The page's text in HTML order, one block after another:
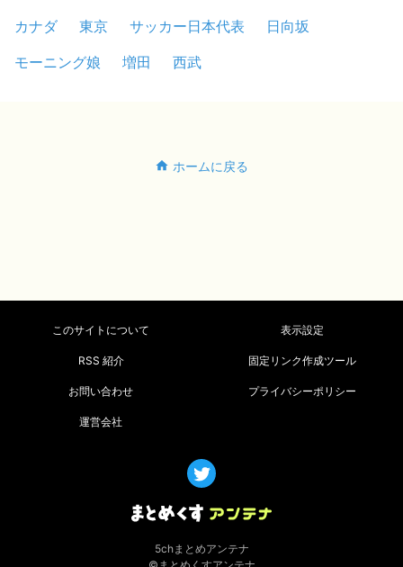
カナダ
東京 サッカー日本代表
日向坂
モーニング娘
増田 西武
ホームに戻る
このサイトについて 表示設定
RSS 紹介 固定リンク作成ツール
お問い合わせ プライバシーポリシー
運営会社
5chまとめアンテナ